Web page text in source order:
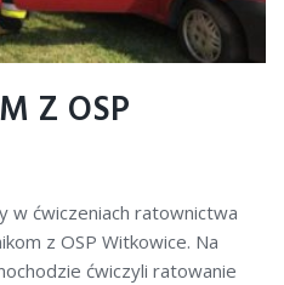
Z OSP
w ćwiczeniach ratownictwa
z OSP Witkowice. Na
ćwiczyli ratowanie